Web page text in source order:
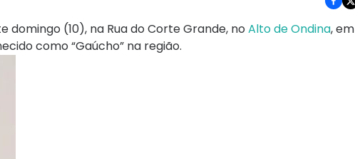
(10), na Rua do Corte Grande, no Alto de Ondina, em
como “Gaúcho” na região.